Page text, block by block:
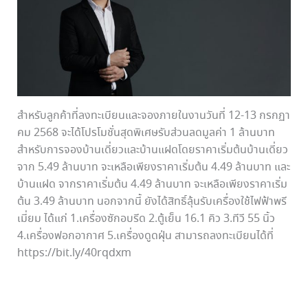
สำหรับลูกค้าที่ลงทะเบียนและจองภายในงานวันที่ 12-13 กรกฏา
คม 2568 จะได้โปรโมชั่นสุดพิเศษรับส่วนลดมูลค่า 1 ล้านบาท
สำหรับการจองบ้านเดี่ยวและบ้านแฝดโดยราคาเริ่มต้นบ้านเดี่ยว
จาก 5.49 ล้านบาท จะเหลือเพียงราคาเริ่มต้น 4.49 ล้านบาท และ
บ้านแฝด จากราคาเริ่มต้น 4.49 ล้านบาท จะเหลือเพียงราคาเริ่ม
ต้น 3.49 ล้านบาท นอกจากนี้ ยังได้สิทธิ์ลุ้นรับเครื่องใช้ไฟฟ้าพรี
เมี่ยม ได้แก่ 1.เครื่องซักอบรีด 2.ตู้เย็น 16.1 คิว 3.ทีวี 55 นิ้ว
4.เครื่องฟอกอากาศ 5.เครื่องดูดฝุ่น สามารถลงทะเบียนได้ที่
https://bit.ly/40rqdxm